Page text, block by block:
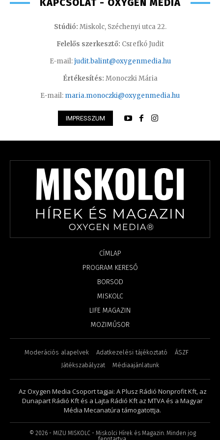
KAPCSOLAT - OXYGEN MEDIA
Stúdió: Miskolc, Széchenyi utca 22.
Felelős szerkesztő: Csrefkó Judit
E-mail:judit.balint@oxygenmedia.hu
Értékesítés: Monoczki Mária
E-mail: maria.monoczki@oxygenmedia.hu
IMPRESSZUM
CÍMLAP
PROGRAM KERESŐ
BORSOD
MISKOLC
LIFE MAGAZIN
MOZIMŰSOR
Moderációs alapelvek Adatkezelési tájékoztató
ÁSZF
Játékszabályzat
Médiaajánlatunk
Az Oxygen Media Csoport tagjai: A Plusz Rádió Nonprofit Kft, az
Dunapart Rádió Kft és a Lajta Rádió Kft az MTVA és a Magyar
Média Mecanatúra támogatottja.
© 2026- MIZU MISKOLC - Miskolci Hírek és Magazin. Minden jog